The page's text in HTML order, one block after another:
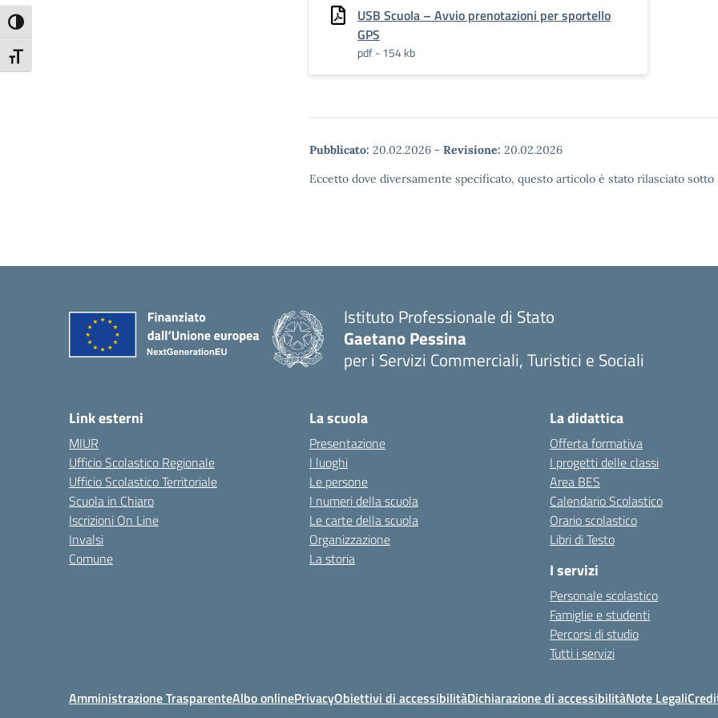
Attiva/disattiva alto contrasto
Attiva/disattiva dimensione testo
USB Scuola – Avvio prenotazioni per sportello
GPS
pdf - 154 kb
Pubblicato: 20.02.2026 - Revisione: 20.02.2026
Eccetto dove diversamente specificato, questo articolo è stato rilasciato
Istituto Professionale di Stato
Gaetano Pessina
per i Servizi Commerciali, Turistici e Sociali
Link esterni
MIUR
Ufficio Scolastico Regionale
Ufficio Scolastico Territoriale
Scuola in Chiaro
Iscrizioni On Line
Invalsi
Comune
La scuola
Presentazione
I luoghi
Le persone
I numeri della scuola
Le carte della scuola
Organizzazione
La storia
La didattica
Offerta formativa
I progetti delle classi
Area BES
Calendario Scolastico
Orario scolastico
Libri di Testo
I servizi
Personale scolastico
Famiglie e studenti
Percorsi di studio
Tutti i servizi
Amministrazione TrasparenteAlbo onlinePrivacyObiettivi di accessibilitàDichiarazione di accessibilitàNote Legali